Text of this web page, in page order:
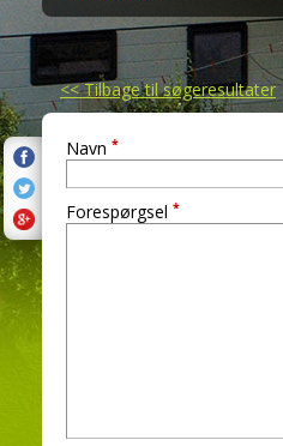
<<Tilbage til søgeresultater
Navn *
Forespørgsel *